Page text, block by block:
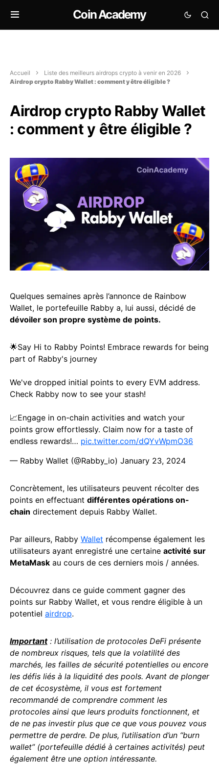
Coin Academy
Accueil
Liste des meilleurs airdrops crypto à venir en 2026
Airdrop crypto Rabby Wallet : comment y être éligible ?
Airdrop crypto Rabby Wallet
: comment y être éligible ?
Quelques semaines après l’annonce de Rainbow
Wallet, le portefeuille Rabby a, lui aussi, décidé de
dévoiler son propre système de points.
🌟Say Hi to Rabby Points! Embrace rewards for being
part of Rabby's journey
We've dropped initial points to every EVM address.
Check Rabby now to see your stash!
📈Engage in on-chain activities and watch your
points grow effortlessly. Claim now for a taste of
endless rewards!… pic.twitter.com/dQYvWpmO36
— Rabby Wallet (@Rabby_io) January 23, 2024
Concrètement, les utilisateurs peuvent récolter des
points en effectuant différentes opérations on-
chain directement depuis Rabby Wallet.
Par ailleurs, Rabby Wallet récompense également les
utilisateurs ayant enregistré une certaine activité sur
MetaMask au cours de ces derniers mois / années.
Découvrez dans ce guide comment gagner des
points sur Rabby Wallet, et vous rendre éligible à un
potentiel airdrop.
Important: l’utilisation de protocoles DeFi présente
de nombreux risques, tels que la volatilité des
marchés, les failles de sécurité potentielles ou encore
les défis liés à la liquidité des pools. Avant de plonger
de cet écosystème, il vous est fortement
recommandé de comprendre comment les
protocoles ainsi que leurs produits fonctionnent, et
de ne pas investir plus que ce que vous pouvez vous
permettre de perdre. De plus, l’utilisation d’un “burn
wallet” (portefeuille dédié à certaines activités) peut
également être une option intéressante.